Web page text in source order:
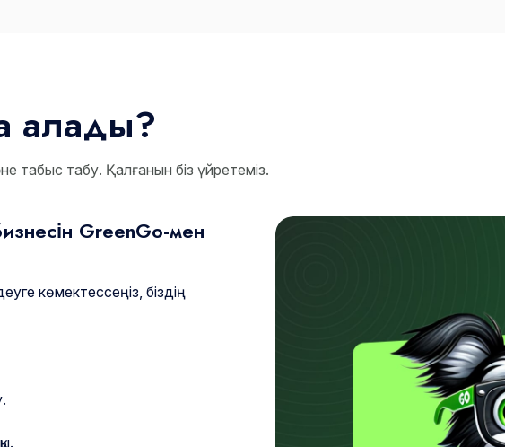
алады?
табыс табу. Қалғанын біз үйретеміз.
GreenGo-мен
көмектессеңіз, біздің